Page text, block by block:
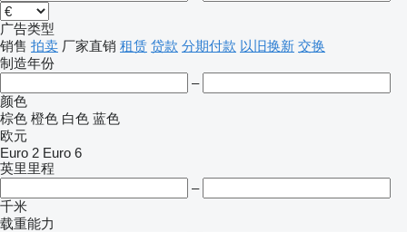
广告类型
销售 拍卖 厂家直销 租赁 贷款 分期付款 以旧换新 交换
制造年份
–
颜色
棕色 橙色 白色 蓝色
欧元
Euro 2 Euro 6
英里里程
–
千米
载重能力